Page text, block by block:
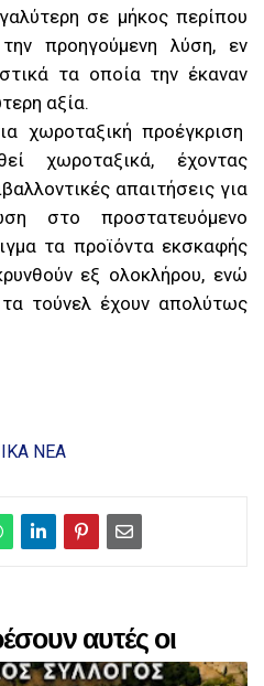
σε μήκος περίπου
προηγούμενη λύση, εν
τα οποία την έκαναν
αξία.
χωροταξική προέγκριση
χωροταξικά, έχοντας
απαιτήσεις για
στο προστατευόμενο
τα προϊόντα εκσκαφής
εξ ολοκλήρου, ενώ
τούνελ έχουν απολύτως
ΝΕΑ
αυτές οι